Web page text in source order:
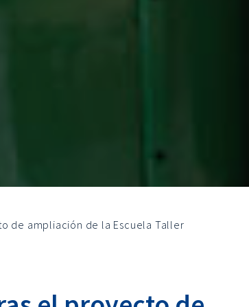
de ampliación de la Escuela Taller